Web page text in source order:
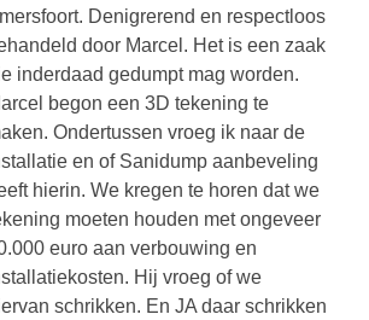
Denigrerend en respectloos
door Marcel. Het is een zaak
inderdaad gedumpt mag worden.
begon een 3D tekening te
Ondertussen vroeg ik naar de
en of Sanidump aanbeveling
hierin. We kregen te horen dat we
moeten houden met ongeveer
euro aan verbouwing en
Hij vroeg of we
schrikken. En JA daar schrikken